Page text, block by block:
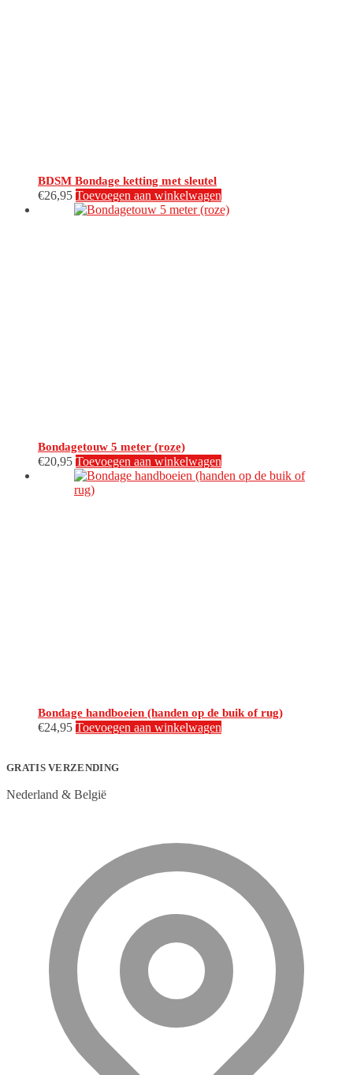
BDSM Bondage ketting met sleutel
€26,95 Toevoegen aan winkelwagen
Bondagetouw 5 meter (roze)
€20,95 Toevoegen aan winkelwagen
Bondage handboeien (handen op de buik of rug)
€24,95 Toevoegen aan winkelwagen
GRATIS VERZENDING
Nederland & België